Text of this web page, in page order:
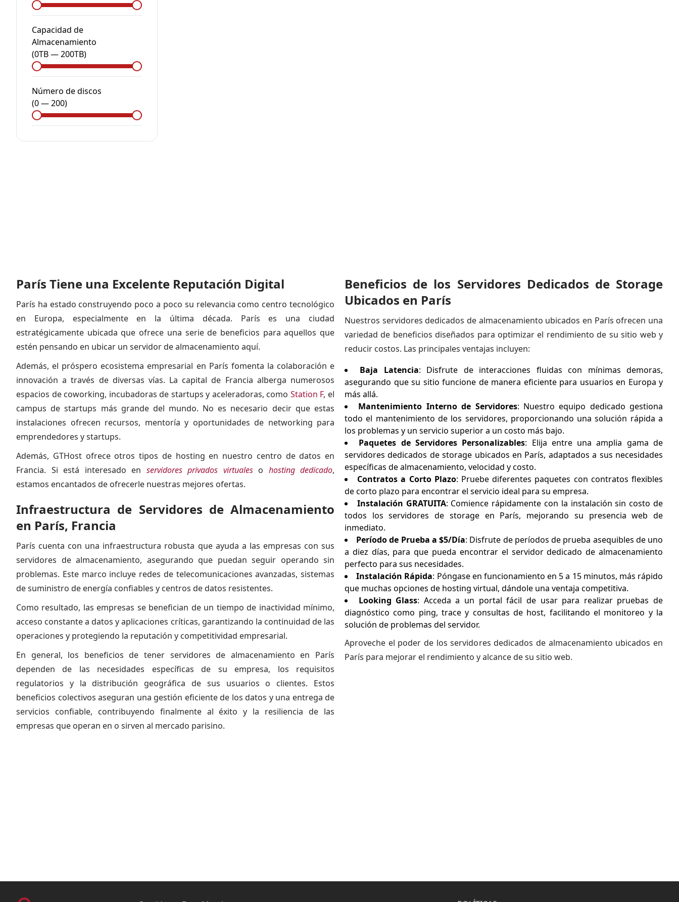
Capacidad de
Almacenamiento
(0TB—200TB)
Número de discos
(0—200)
París Tiene una Excelente Reputación Digital
París ha estado construyendo poco a poco su relevancia como centro tecnológico
en Europa, especialmente en la última década. París es una ciudad
estratégicamente ubicada que ofrece una serie de beneficios para aquellos que
estén pensando en ubicar un servidor de almacenamiento aquí.
Además, el próspero ecosistema empresarial en París fomenta la colaboración e
innovación a través de diversas vías. La capital de Francia alberga numerosos
espacios de coworking, incubadoras de startups y aceleradoras, como Station F, el
campus de startups más grande del mundo. No es necesario decir que estas
instalaciones ofrecen recursos, mentoría y oportunidades de networking para
emprendedores y startups.
Además, GTHost ofrece otros tipos de hosting en nuestro centro de datos en
Francia. Si está interesado en servidores privados virtualeso hosting dedicado,
estamos encantados de ofrecerle nuestras mejores ofertas.
Infraestructura de Servidores de Almacenamiento
en París, Francia
París cuenta con una infraestructura robusta que ayuda a las empresas con sus
servidores de almacenamiento, asegurando que puedan seguir operando sin
problemas. Este marco incluye redes de telecomunicaciones avanzadas, sistemas
de suministro de energía confiables y centros de datos resistentes.
Como resultado, las empresas se benefician de un tiempo de inactividad mínimo,
acceso constante a datos y aplicaciones críticas, garantizando la continuidad de las
operaciones y protegiendo la reputación y competitividad empresarial.
En general, los beneficios de tener servidores de almacenamiento en París
dependen de las necesidades específicas de su empresa, los requisitos
regulatorios y la distribución geográfica de sus usuarios o clientes. Estos
beneficios colectivos aseguran una gestión eficiente de los datos y una entrega de
servicios confiable, contribuyendo finalmente al éxito y la resiliencia de las
empresas que operan en o sirven al mercado parisino.
Beneficios de los Servidores Dedicados de Storage
Ubicados en París
Nuestros servidores dedicados de almacenamiento ubicados en París ofrecen una
variedad de beneficios diseñados para optimizar el rendimiento de su sitio web y
reducir costos. Las principales ventajas incluyen:
Baja Latencia: Disfrute de interacciones fluidas con mínimas demoras,
asegurando que su sitio funcione de manera eficiente para usuarios en Europa y
más allá.
Mantenimiento Interno de Servidores: Nuestro equipo dedicado gestiona
todo el mantenimiento de los servidores, proporcionando una solución rápida a
los problemas y un servicio superior a un costo más bajo.
Paquetes de Servidores Personalizables: Elija entre una amplia gama de
servidores dedicados de storage ubicados en París, adaptados a sus necesidades
específicas de almacenamiento, velocidad y costo.
Contratos a Corto Plazo: Pruebe diferentes paquetes con contratos flexibles
de corto plazo para encontrar el servicio ideal para su empresa.
Instalación GRATUITA: Comience rápidamente con la instalación sin costo de
todos los servidores de storage en París, mejorando su presencia web de
inmediato.
Período de Prueba a $5/Día: Disfrute de períodos de prueba asequibles de uno
a diez días, para que pueda encontrar el servidor dedicado de almacenamiento
perfecto para sus necesidades.
Instalación Rápida: Póngase en funcionamiento en 5 a 15 minutos, más rápido
que muchas opciones de hosting virtual, dándole una ventaja competitiva.
Looking Glass: Acceda a un portal fácil de usar para realizar pruebas de
diagnóstico como ping, trace y consultas de host, facilitando el monitoreo y la
solución de problemas del servidor.
Aproveche el poder de los servidores dedicados de almacenamiento ubicados en
París para mejorar el rendimiento y alcance de su sitio web.